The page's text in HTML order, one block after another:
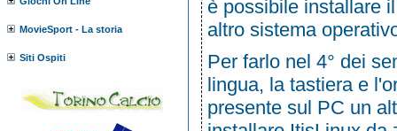
MovieSport - La storia
Siti Ospiti
è possibile installare
altro sistema
Per farlo nel 4° dei
lingua, la tastiera e
presente sul PC un